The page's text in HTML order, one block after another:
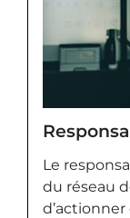
Le
du réseau